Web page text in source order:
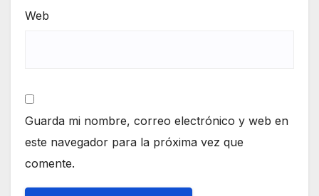
Web
Guarda mi nombre, correo electrónico y web en
este navegador para la próxima vez que
comente.